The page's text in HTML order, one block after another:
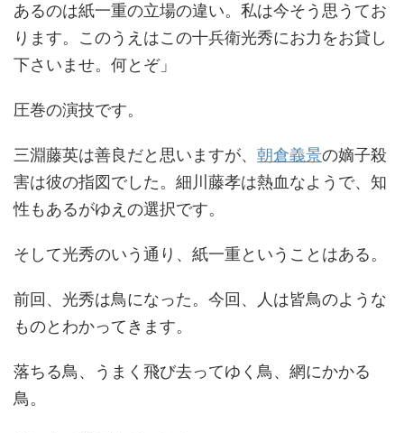
あるのは紙一重の立場の違い。私は今そう思うてお
ります。このうえはこの十兵衛光秀にお力をお貸し
下さいませ。何とぞ」
圧巻の演技です。
三淵藤英は善良だと思いますが、 朝倉義景の嫡子殺
害は彼の指図でした。細川藤孝は熱血なようで、知
性もあるがゆえの選択です。
そして光秀のいう通り、紙一重ということはある。
前回、光秀は鳥になった。今回、人は皆鳥のような
ものとわかってきます。
落ちる鳥、うまく飛び去ってゆく鳥、網にかかる
鳥。